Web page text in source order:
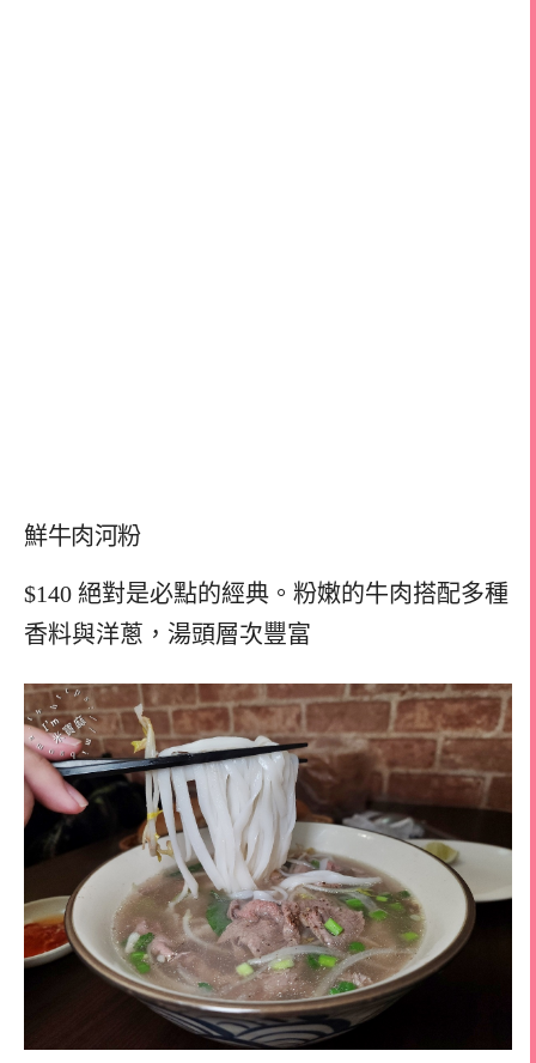
鮮牛肉河粉
$140 絕對是必點的經典。粉嫩的牛肉搭配多種
香料與洋蔥，湯頭層次豐富